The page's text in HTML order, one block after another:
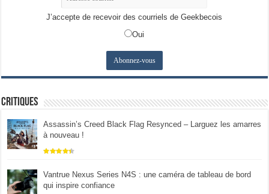
J’accepte de recevoir des courriels de Geekbecois
Oui
Critiques
Assassin’s Creed Black Flag Resynced – Larguez les amarres
à nouveau !
Vantrue Nexus Series N4S : une caméra de tableau de bord
qui inspire confiance